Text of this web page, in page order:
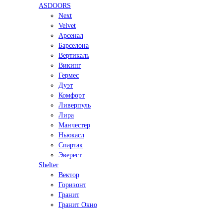
ASDOORS
Next
Velvet
Арсенал
Барселона
Вертикаль
Викинг
Гермес
Дуэт
Комфорт
Ливерпуль
Лира
Манчестер
Ньюкасл
Спартак
Эверест
Shelter
Вектор
Горизонт
Гранит
Гранит Окно